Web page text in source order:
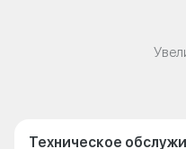
Техническое